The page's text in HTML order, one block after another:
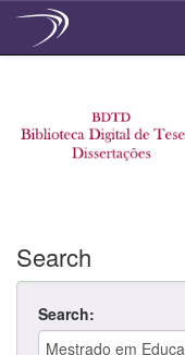
Search
Search: